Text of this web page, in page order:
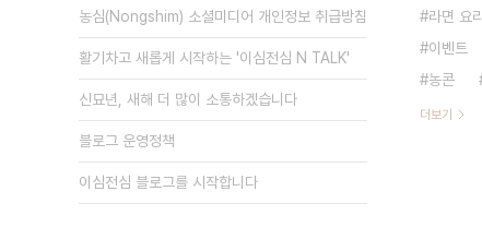
농심(Nongshim) 소셜미디어 개인정보 취급방침
활기차고 새롭게 시작하는 '이심전심 N TALK'
신묘년, 새해 더 많이 소통하겠습니다
블로그 운영정책
이심전심 블로그를 시작합니다
라면 요리
이벤트
농콘
더보기